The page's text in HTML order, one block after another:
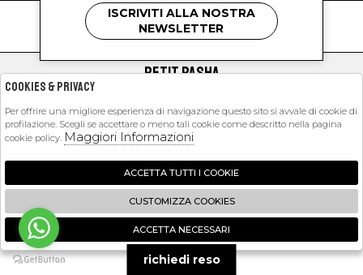
kids
PETIT PASHA
EXTRA
2026 Petit Pasha - P.iva : 09423341214 Powered by
Zucchetti
🍪
ISCRIVITI ALLA NOSTRA
NEWSLETTER
richiedi reso
Cookies & Privacy
Per offrire una migliore esperienza di navigazione questo sito si avvale di cookie di
profilazione. Scegli se accettare o meno tali cookie come descritto nella pagina
cookie policy. Maggiori Informazioni
ACCETTA TUTTI I COOKIE
CUSTOMIZZA COOKIES
ACCETTA NECESSARI